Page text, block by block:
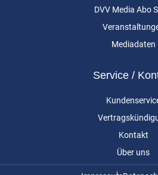
DVV Media Abo
Mediadaten
Service /
Kontakt
Über uns